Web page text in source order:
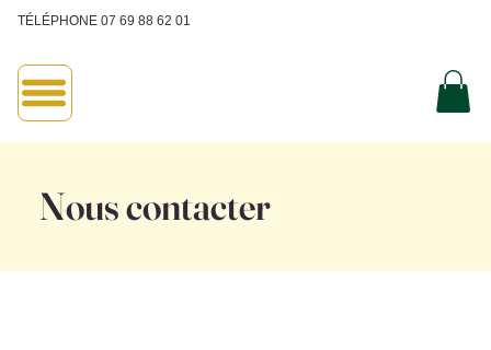
TÉLÉPHONE 07 69 88 62 01
Nous contacter